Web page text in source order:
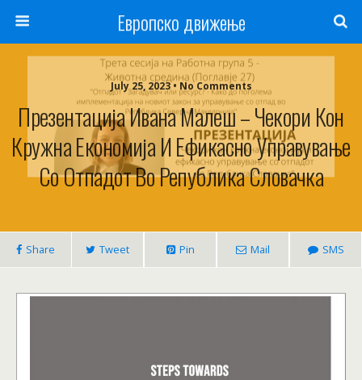
Европско движење
July 25, 2023 • No Comments
Презентација Ивана Малеш – Чекори Кон
Кружна Економија И Ефикасно Управување
Со Отпадот Во Република Словачка
Share Tweet Pin Mail SMS